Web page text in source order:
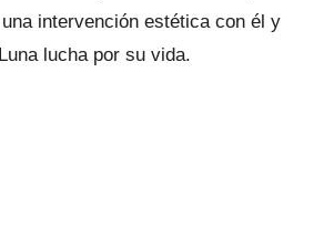
intervención estética con él y
lucha por su vida.